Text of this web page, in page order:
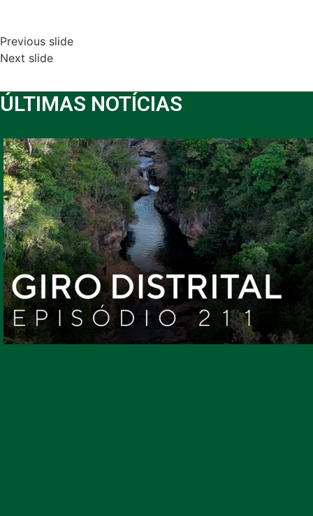
Previous slide
Next slide
ÚLTIMAS NOTÍCIAS